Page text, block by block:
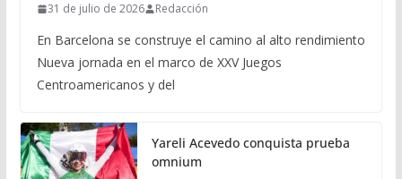
31 de julio de 2026 Redacción
En Barcelona se construye el camino al alto rendimiento
Nueva jornada en el marco de XXV Juegos
Centroamericanos y del
Yareli Acevedo conquista prueba
omnium